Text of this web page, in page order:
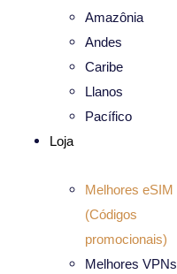
Amazônia
Andes
Caribe
Llanos
Pacífico
Loja
Melhores eSIM
(Códigos
promocionais)
Melhores VPNs